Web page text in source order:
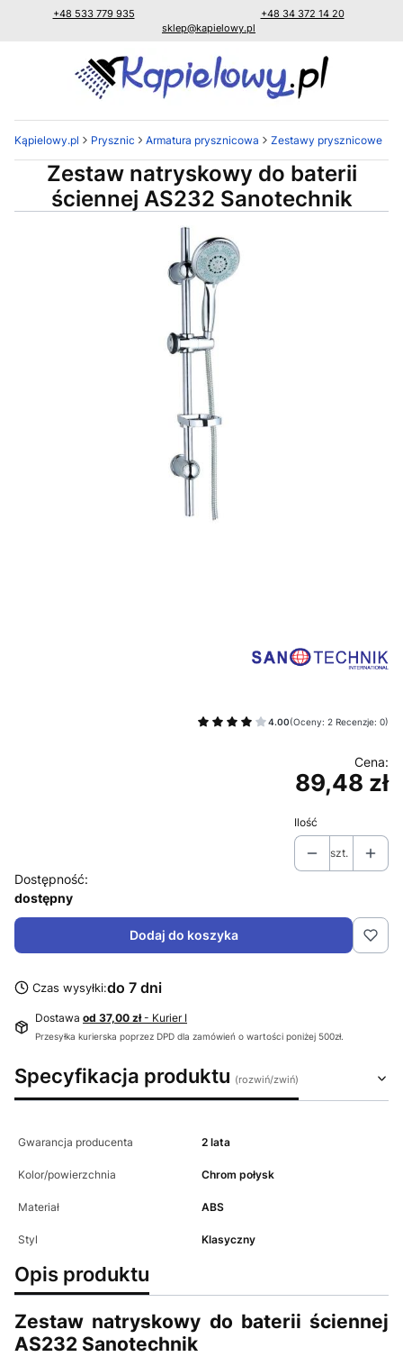
+48 533 779 935
+48 34 372 14 20
sklep@kapielowy.pl
Kąpielowy.pl Prysznic Armatura prysznicowa Zestawy prysznicowe
Zestaw natryskowy do baterii
ściennej AS232 Sanotechnik
4.00(Oceny: 2 Recenzje: 0)
Cena
89,48 zł
Ilość
szt.
Dostępność:
dostępny
Dodaj do koszyka
Czas wysyłki:do 7 dni
Dostawa od 37,00 zł- Kurier I
Przesyłka kurierska poprzez DPD dla zamówień o wartości poniżej 500zł.
Specyfikacja produktu
Gwarancja producenta 2 lata
Kolor/powierzchnia Chrom połysk
Materiał ABS
Styl Klasyczny
Opis produktu
Zestaw natryskowy do baterii ściennej
AS232 Sanotechnik